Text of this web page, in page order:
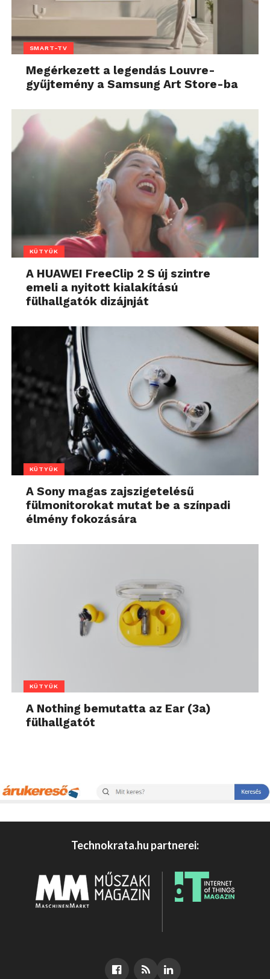
SMART-TV
Megérkezett a legendás Louvre-
gyűjtemény a Samsung Art Store-ba
KÜTYÜK
A HUAWEI FreeClip 2 S új szintre
emeli a nyitott kialakítású
fülhallgatók dizájnját
KÜTYÜK
A Sony magas zajszigetelésű
fülmonitorokat mutat be a színpadi
élmény fokozására
KÜTYÜK
A Nothing bemutatta az Ear (3a)
fülhallgatót
Technokrata.hu partnerei: